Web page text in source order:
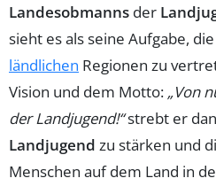
Landesobmanns der
sieht es als seine Aufgabe,
ländlichen Regionen zu
Vision und dem Motto: „Von
der Landjugend!“strebt er
Landjugend zu stärken und
Menschen auf dem Land in